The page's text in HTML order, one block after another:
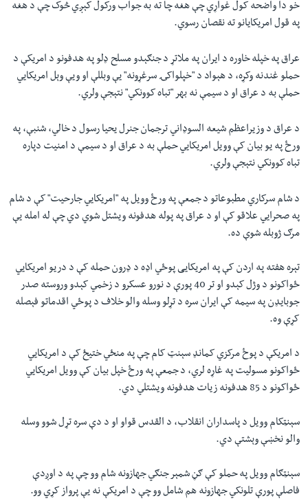
خو دا واضحه کول غواړي چې هغه چا ته به جواب ورکول کېږي څوک چې د هغه
په قول امریکایانو ته نقصان رسوي.
عراق په خپله خاوره د ایران په ملاتړ د جنګېدو مسلح ډلو په هدفونو د امریکې د
حملو غندنه وکړه، د هېواد د "خپلواکۍ سرغړونه" یې وبللې او ویې وېل امریکايي
حملې به د عراق او د سیمې نه بهر "تباه کوونکي" نتېجې ولري.
د عراق د وزیراعظم شیعه السوډاني ترجمان جنرل یحیا رسول د خالي، شنبې، په
ورځ په یو بیان کې وویل امریکايي حملې به د عراق او د سیمې د امنیت دپاره
تباه کوونکي نتېجې ولري.
د شام سرکاري مطبوعاتو د جمعې په ورځ‌ وویل په "امریکايي جارحیت" کې د شام
په صحرايي علاقو کې او د عراق په پوله هدفونه ویشتل شوي دي چې له امله یې
مرګ ژوبله شوې ده.
تېره هفته په اردن کې په امریکايی پوځي اډه د ډرون حمله کې د دریو امریکايي
ځواکونو د وژل کېدو او تر 40 پورې د نورو عسکرو د زخمي کېدو وروسته صدر
جوبایډن په سیمه کې ایران سره د تړلو وسله والو خلاف د پوځي اقدماتو فېصله
کړې وه.
د امریکې د پوځ مرکزي کمانډ سېنټ کام چې په منځي ختیځ کې د امریکايي
ځواکونو مسولیت په غاړه لري، د جمعې په ورځ خپل بیان کې وویل امریکايي
ځواکونو د 85 هدفونه زیات هدفونه ويشتلي دي.
سېنټکام وویل د پاسداران انقلاب، د القدس قواو او د دې سره تړل شوو وسله
والو نخښې وېشتې دي.
سېنټګام وویل په حملو کې ګڼ شمېر جنګي جهازونه شام وو چې په د اوږدې
فاصلې پورې تلونکي جهازونه هم شامل وو چې د امریکې نه یې پرواز کړي وو.